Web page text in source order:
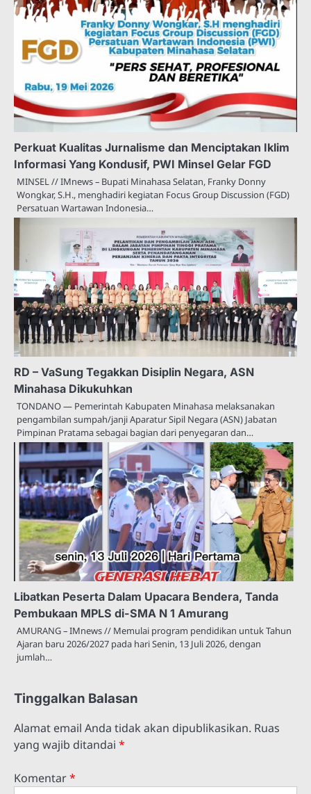
Perkuat Kualitas Jurnalisme dan Menciptakan Iklim
Informasi Yang Kondusif, PWI Minsel Gelar FGD
MINSEL // IMnews – Bupati Minahasa Selatan, Franky Donny
Wongkar, S.H., menghadiri kegiatan Focus Group Discussion (FGD)
Persatuan Wartawan Indonesia…
RD – VaSung Tegakkan Disiplin Negara, ASN
Minahasa Dikukuhkan
TONDANO — Pemerintah Kabupaten Minahasa melaksanakan
pengambilan sumpah/janji Aparatur Sipil Negara (ASN) Jabatan
Pimpinan Pratama sebagai bagian dari penyegaran dan…
Libatkan Peserta Dalam Upacara Bendera, Tanda
Pembukaan MPLS di-SMA N 1 Amurang
AMURANG – IMnews // Memulai program pendidikan untuk Tahun
Ajaran baru 2026/2027 pada hari Senin, 13 Juli 2026, dengan
jumlah…
Tinggalkan Balasan
Alamat email Anda tidak akan dipublikasikan. Ruas
yang wajib ditandai *
Komentar*